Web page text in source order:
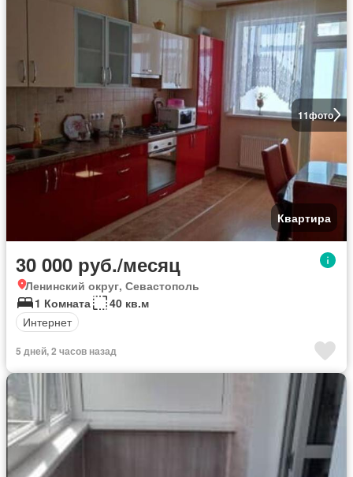
11фото
Квартира
30 000 руб./месяц
Ленинский округ, Севастополь
1 Комната
40 кв.м
Интернет
5 дней, 2 часов назад